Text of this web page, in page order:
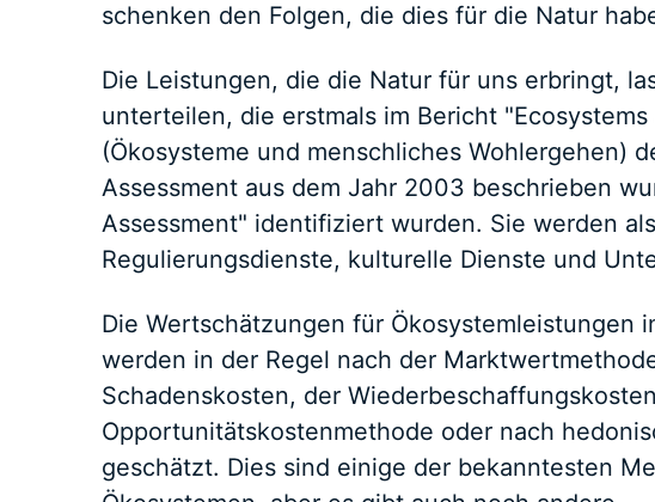
schenken den Folgen, die dies für die Natur
Die Leistungen, die die Natur für uns erbringt,
unterteilen, die erstmals im Bericht
(Ökosysteme und menschliches Wohlergehen)
Assessment aus dem Jahr 2003 beschrieben
Assessment" identifiziert wurden. Sie werden
Regulierungsdienste, kulturelle Dienste und
Die Wertschätzungen für Ökosystemleistungen
werden in der Regel nach der
Schadenskosten, der
Opportunitätskostenmethode oder nach
geschätzt. Dies sind einige der bekanntesten